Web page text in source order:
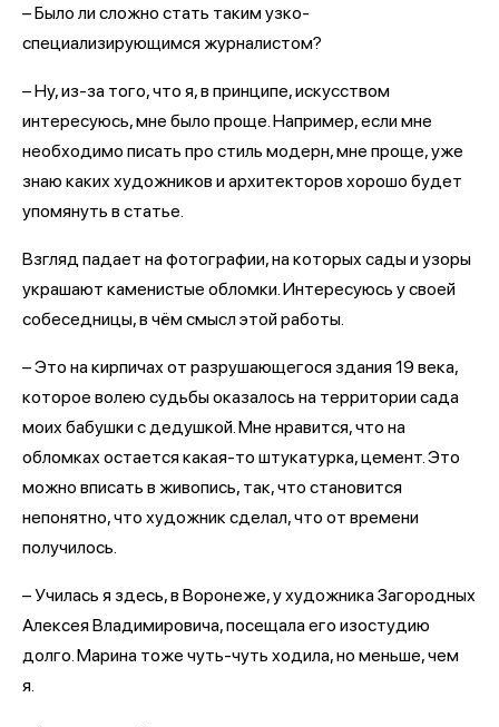
– Было ли сложно стать таким узко-
специализирующимся журналистом?
– Ну, из-за того, что я, в принципе, искусством
интересуюсь, мне было проще. Например, если мне
необходимо писать про стиль модерн, мне проще, уже
знаю каких художников и архитекторов хорошо будет
упомянуть в статье.
Взгляд падает на фотографии, на которых сады и узоры
украшают каменистые обломки. Интересуюсь у своей
собеседницы, в чём смысл этой работы.
– Это на кирпичах от разрушающегося здания 19 века,
которое волею судьбы оказалось на территории сада
моих бабушки с дедушкой. Мне нравится, что на
обломках остается какая-то штукатурка, цемент. Это
можно вписать в живопись, так, что становится
непонятно, что художник сделал, что от времени
получилось.
– Училась я здесь, в Воронеже, у художника Загородных
Алексея Владимировича, посещала его изостудию
долго. Марина тоже чуть-чуть ходила, но меньше, чем
я.